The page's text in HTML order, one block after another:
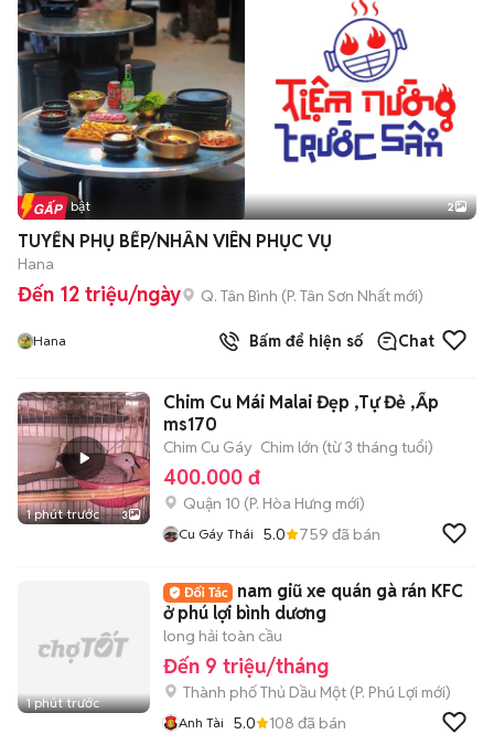
Tin nổi bật 2
TUYỂN PHỤ BẾP/NHÂN VIÊN PHỤC VỤ
Hana
Đến 12 triệu/ngày Q. Tân Bình (P. Tân Sơn Nhất mới)
Hana Bấm để hiện số Chat
1 phút trước 3
Chim Cu Mái Malai Đẹp ,Tự Đẻ ,Ấp
ms170
Chim Cu Gáy Chim lớn (từ 3 tháng tuổi)
400.000 đ
Quận 10 (P. Hòa Hưng mới)
Cu Gáy Thái 5.0 759 đã bán
1 phút trước
nam giũ xe quán gà rán KFC
ở phú lợi bình dương
long hải toàn cầu
Đến 9 triệu/tháng
Thành phố Thủ Dầu Một (P. Phú Lợi mới)
Anh Tài 5.0 108 đã bán